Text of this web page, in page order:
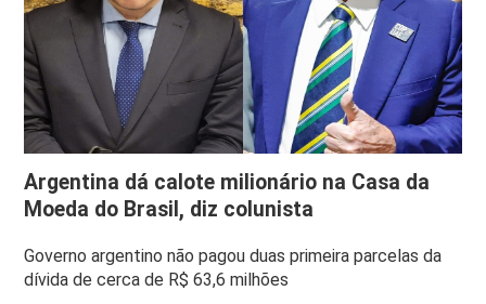
Argentina dá calote milionário na Casa da
Moeda do Brasil, diz colunista
Governo argentino não pagou duas primeira parcelas da
dívida de cerca de R$ 63,6 milhões